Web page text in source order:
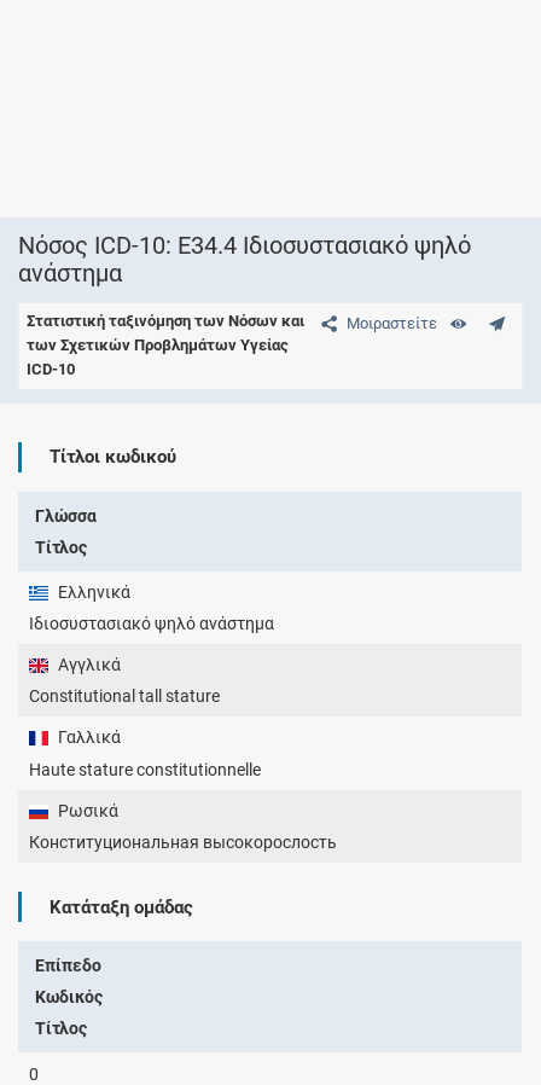
Νόσος ICD-10: E34.4 Ιδιοσυστασιακό ψηλό
ανάστημα
Μοιραστείτε
Στατιστική ταξινόμηση των Νόσων και
των Σχετικών Προβλημάτων Υγείας
ICD-10
Τίτλοι κωδικού
Γλώσσα
Τίτλος
Ελληνικά
Ιδιοσυστασιακό ψηλό ανάστημα
Αγγλικά
Constitutional tall stature
Γαλλικά
Haute stature constitutionnelle
Ρωσικά
Конституциональная высокорослость
Κατάταξη ομάδας
Επίπεδο
Κωδικός
Τίτλος
0